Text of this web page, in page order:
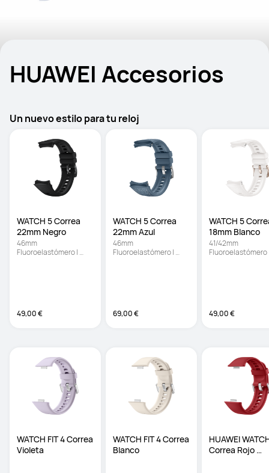
HUAWEI Accesorios
Un nuevo estilo para tu reloj
WATCH 5 Correa
22mm Negro
46mm
Fluoroelastómero |
49,00 €
WATCH 5 Correa
22mm Azul
46mm
Fluoroelastómero |
69,00 €
WATCH 5
41/42mm
Fluoroelastómero
49,00 €
WATCH FIT 4 Correa
Violeta
WATCH FIT 4 Correa
Blanco
HUAWEI
Correa Rojo